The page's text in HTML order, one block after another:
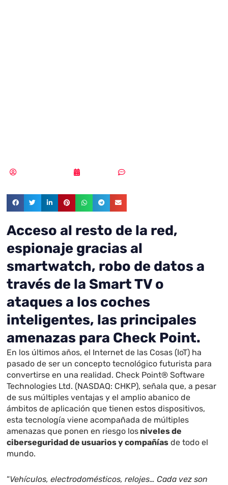
Acceso al resto de la red,
espionaje gracias al
smartwatch, robo de datos a
través de la Smart TV o
ataques a los coches
inteligentes, las principales
amenazas para Check Point.
En los últimos años, el Internet de las Cosas (IoT) ha
pasado de ser un concepto tecnológico futurista para
convertirse en una realidad. Check Point® Software
Technologies Ltd. (NASDAQ: CHKP), señala que, a pesar
de sus múltiples ventajas y el amplio abanico de
ámbitos de aplicación que tienen estos dispositivos,
esta tecnología viene acompañada de múltiples
amenazas que ponen en riesgo los niveles de
ciberseguridad de usuarios y compañías de todo el
mundo.
“Vehículos, electrodomésticos, relojes… Cada vez son